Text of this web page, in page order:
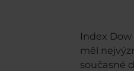
Index Dow
měl
současné